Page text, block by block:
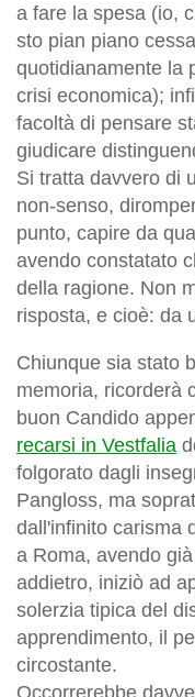
a fare la spesa (io,
sto pian piano
quotidianamente la
crisi economica);
facoltà di pensare
giudicare
Si tratta davvero di
non-senso,
punto, capire da
avendo constatato
della ragione. Non
risposta, e cioè: da
Chiunque sia stato
memoria, ricorderà
buon Candido
recarsi in Vestfalia
folgorato dagli
Pangloss, ma
dall'infinito carisma
a Roma, avendo
addietro, iniziò ad
solerzia tipica del
apprendimento, il
circostante.
Occorrerebbe